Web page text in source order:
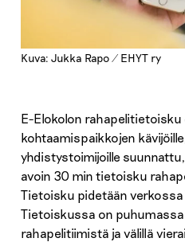
Kuva: Jukka Rapo / EHYT ry
E-Elokolon
kohtaamispaikkojen
yhdistystoimijoille
avoin 30 min tietoisku
Tietoisku pidetään verkossa
Tietoiskussa on puhumassa
rahapelitiimistä ja välillä